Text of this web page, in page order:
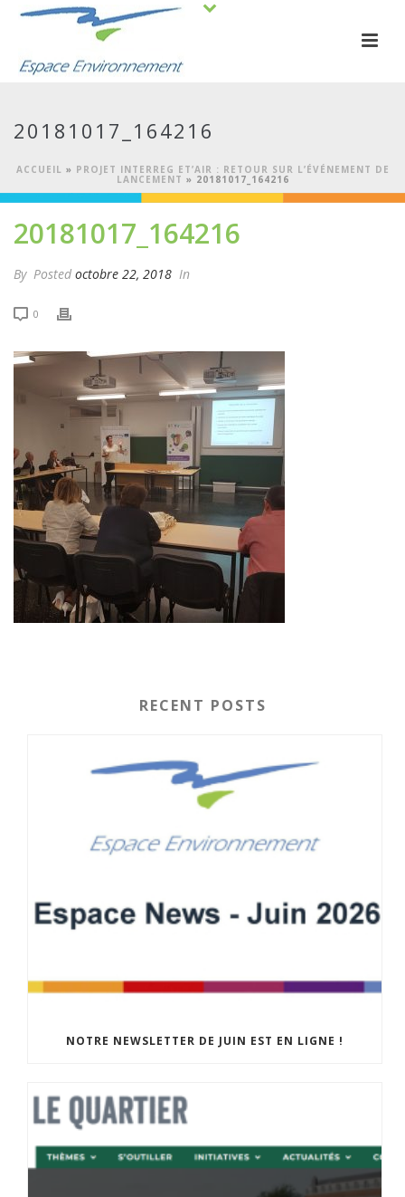
20181017_164216
ACCUEIL » PROJET INTERREG ET’AIR : RETOUR SUR L’ÉVÉNEMENT DE
LANCEMENT » 20181017_164216
20181017_164216
By Posted octobre 22, 2018 In
0
RECENT POSTS
NOTRE NEWSLETTER DE JUIN EST EN LIGNE !